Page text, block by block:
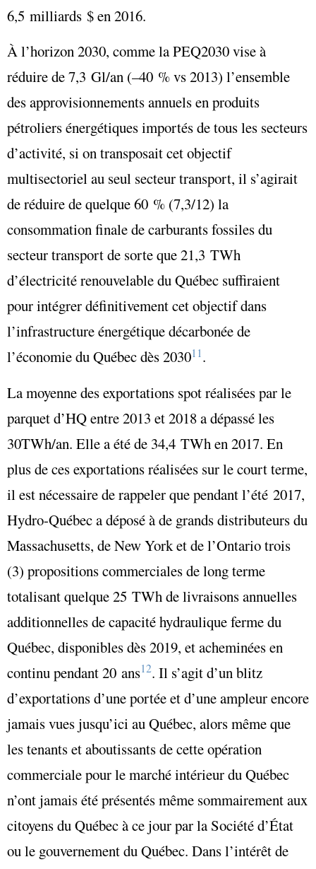
6,5 milliards $ en 2016.
À l’horizon 2030, comme la PEQ2030 vise à
réduire de 7,3 Gl/an (–40 % vs 2013) l’ensemble
des approvisionnements annuels en produits
pétroliers énergétiques importés de tous les secteurs
d’activité, si on transposait cet objectif
multisectoriel au seul secteur transport, il s’agirait
de réduire de quelque 60 % (7,3/12) la
consommation finale de carburants fossiles du
secteur transport de sorte que 21,3 TWh
d’électricité renouvelable du Québec suffiraient
pour intégrer définitivement cet objectif dans
l’infrastructure énergétique décarbonée de
l’économie du Québec dès 203011 .
La moyenne des exportations spot réalisées par le
parquet d’HQ entre 2013 et 2018 a dépassé les
30TWh/an. Elle a été de 34,4 TWh en 2017. En
plus de ces exportations réalisées sur le court terme,
il est nécessaire de rappeler que pendant l’été 2017,
Hydro-Québec a déposé à de grands distributeurs du
Massachusetts, de New York et de l’Ontario trois
(3) propositions commerciales de long terme
totalisant quelque 25 TWh de livraisons annuelles
additionnelles de capacité hydraulique ferme du
Québec, disponibles dès 2019, et acheminées en
continu pendant 20 ans12. Il s’agit d’un blitz
d’exportations d’une portée et d’une ampleur encore
jamais vues jusqu’ici au Québec, alors même que
les tenants et aboutissants de cette opération
commerciale pour le marché intérieur du Québec
n’ont jamais été présentés même sommairement aux
citoyens du Québec à ce jour par la Société d’État
ou le gouvernement du Québec. Dans l’intérêt de